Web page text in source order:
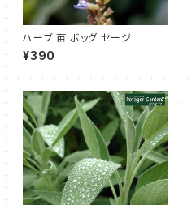
ハーブ 苗 ボッグ セージ
¥390